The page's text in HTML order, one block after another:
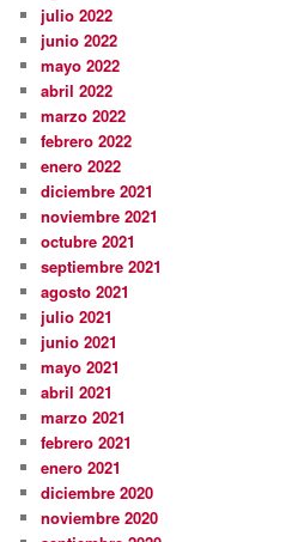
julio 2022
junio 2022
mayo 2022
abril 2022
marzo 2022
febrero 2022
enero 2022
diciembre 2021
noviembre 2021
octubre 2021
septiembre 2021
agosto 2021
julio 2021
junio 2021
mayo 2021
abril 2021
marzo 2021
febrero 2021
enero 2021
diciembre 2020
noviembre 2020